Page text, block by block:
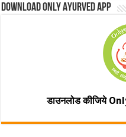
Download Only Ayurved App
डाउनलोड कीजिये